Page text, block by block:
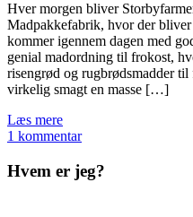
Hver morgen bliver
Madpakkefabrik, hvor der bliver
kommer igennem dagen med
genial madordning til frokost,
risengrød og rugbrødsmadder
virkelig smagt en masse […]
Læs mere
1 kommentar
Hvem er jeg?